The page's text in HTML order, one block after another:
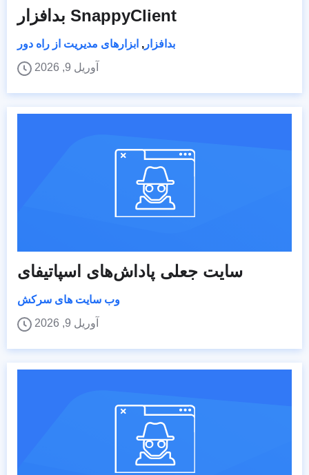
بدافزار SnappyClient
بدافزار , ابزارهای مدیریت از راه دور
آوریل 9, 2026
سایت جعلی پاداش‌های اسپاتیفای
وب سایت های سرکش
آوریل 9, 2026